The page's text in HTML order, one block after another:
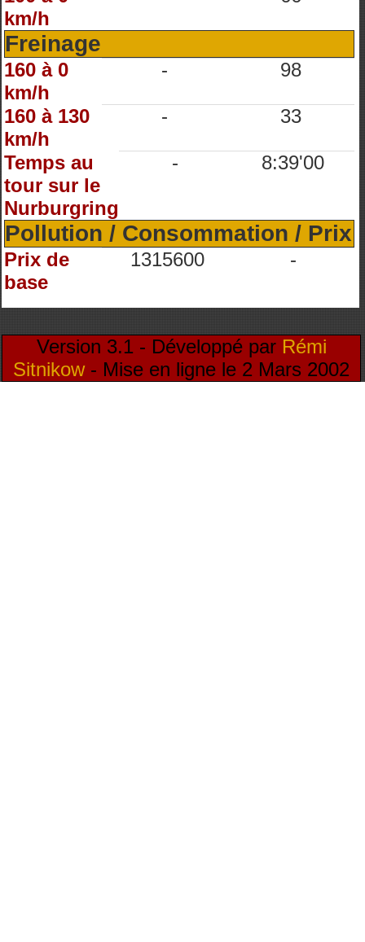
km/h
Freinage
160 à 0
km/h
- 98
160 à 130
km/h
- 33
Temps au
tour sur le
Nurburgring
- 8:39'00
Pollution / Consommation / Prix
Prix de
base
1315600 -
Version 3.1 - Développé par Rémi
Sitnikow- Mise en ligne le 2 Mars 2002